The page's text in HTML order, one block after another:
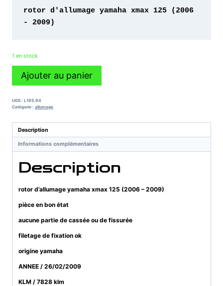
rotor d'allumage yamaha xmax 125 (2006
- 2009)
1 en stock
quantité
d'allumage
yamaha
125
(2006
Ajouter au panier
UGS : L195.94
Catégorie : allumage
Description
Informations complémentaires
Description
rotor d’allumage yamaha xmax 125 (2006 – 2009)
pièce en bon état
aucune partie de cassée ou de fissurée
filetage de fixation ok
origine yamaha
ANNEE / 26/02/2009
KLM / 7828 klm